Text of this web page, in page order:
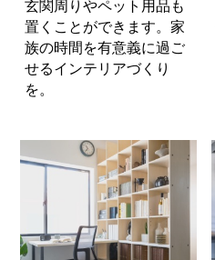
玄関周りやペット用品も
置くことができます。家
族の時間を有意義に過ご
せるインテリアづくり
を。